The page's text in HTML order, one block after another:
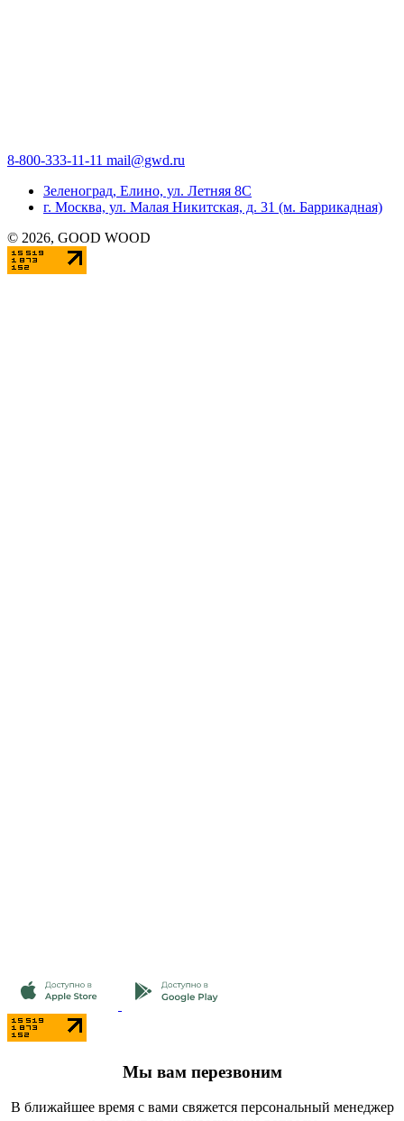
8-800-333-11-11 mail@gwd.ru
Зеленоград, Елино, ул. Летняя 8С
г. Москва, ул. Малая Никитская, д. 31 (м. Баррикадная)
© 2026, GOOD WOOD
Мы вам перезвоним
В ближайшее время с вами свяжется персональный менеджер